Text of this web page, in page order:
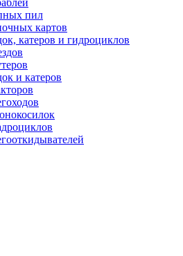
пил
картов
катеров и гидроциклов
и катеров